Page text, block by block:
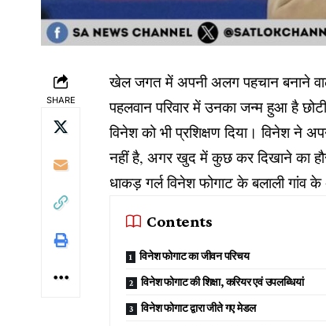
SHARE
खेल जगत में अपनी अलग पहचान बनाने
पहलवान परिवार में उनका जन्म हुआ है
विनेश को भी प्रशिक्षण दिया। विनेश ने
नहीं है, अगर खुद में कुछ कर दिखाने का
धाकड़ गर्ल विनेश फोगाट के बलाली
Contents
विनेश फोगाट का जीवन परिचय
विनेश फोगाट की शिक्षा, करियर एवं उपलब्धियां
विनेश फोगाट द्वारा जीते गए मेडल